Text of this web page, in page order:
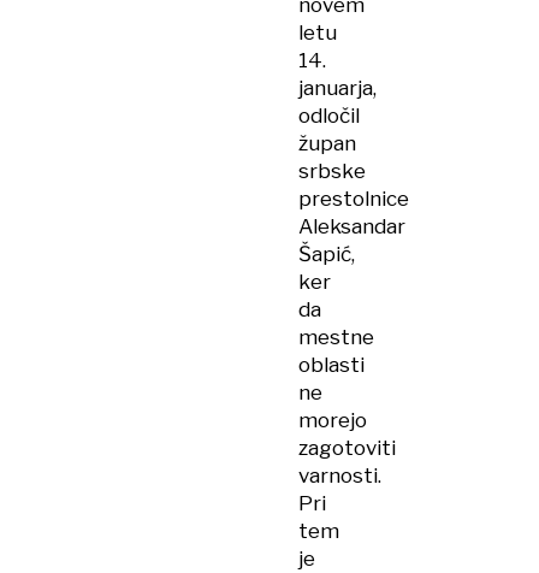
novem
letu
14.
januarja,
odločil
župan
srbske
prestolnice
Aleksandar
Šapić,
ker
da
mestne
oblasti
ne
morejo
zagotoviti
varnosti.
Pri
tem
je